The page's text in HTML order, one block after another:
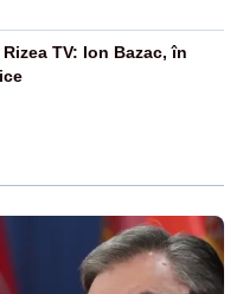
TV: Ion Bazac, în